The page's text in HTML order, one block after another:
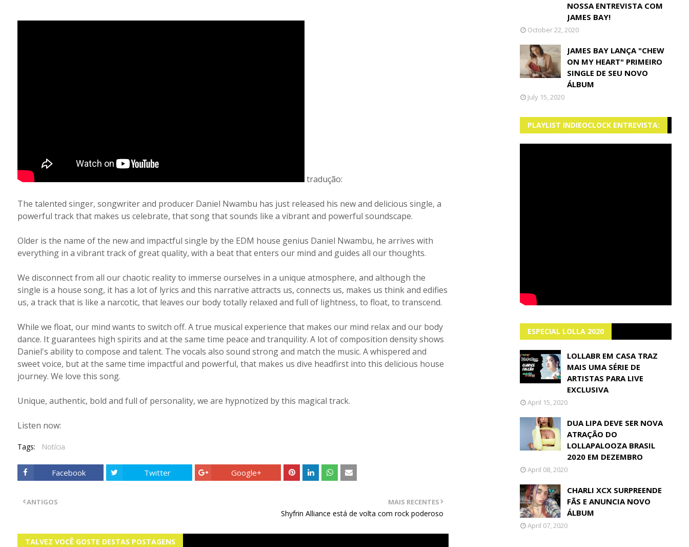
tradução:
The talented singer, songwriter and producer Daniel Nwambu has just released his new and delicious single, a
powerful track that makes us celebrate, that song that sounds like a vibrant and powerful soundscape.
Older is the name of the new and impactful single by the EDM house genius Daniel Nwambu, he arrives with
everything in a vibrant track of great quality, with a beat that enters our mind and guides all our thoughts.
We disconnect from all our chaotic reality to immerse ourselves in a unique atmosphere, and although the
single is a house song, it has a lot of lyrics and this narrative attracts us, connects us, makes us think and edifies
us, a track that is like a narcotic, that leaves our body totally relaxed and full of lightness, to float, to transcend.
While we float, our mind wants to switch off. A true musical experience that makes our mind relax and our body
dance. It guarantees high spirits and at the same time peace and tranquility. A lot of composition density shows
Daniel's ability to compose and talent. The vocals also sound strong and match the music. A whispered and
sweet voice, but at the same time impactful and powerful, that makes us dive headfirst into this delicious house
journey. We love this song.
Unique, authentic, bold and full of personality, we are hypnotized by this magical track.
Listen now:
Tags: Notícia
Facebook Twitter Google+
MAIS RECENTES
Shyfrin Alliance está de volta com rock poderoso
ANTIGOS
TALVEZ VOCÊ GOSTE DESTAS POSTAGENS
NOSSA ENTREVISTA COM
JAMES BAY!
October 22, 2020
JAMES BAY LANÇA "CHEW
ON MY HEART" PRIMEIRO
SINGLE DE SEU NOVO
ÁLBUM
July 15, 2020
PLAYLIST INDIEOCLOCK ENTREVISTA:
ESPECIAL LOLLA 2020
LOLLABR EM CASA TRAZ
MAIS UMA SÉRIE DE
ARTISTAS PARA LIVE
EXCLUSIVA
April 15, 2020
DUA LIPA DEVE SER NOVA
ATRAÇÃO DO
LOLLAPALOOZA BRASIL
2020 EM DEZEMBRO
April 08, 2020
CHARLI XCX SURPREENDE
FÃS E ANUNCIA NOVO
ÁLBUM
April 07, 2020